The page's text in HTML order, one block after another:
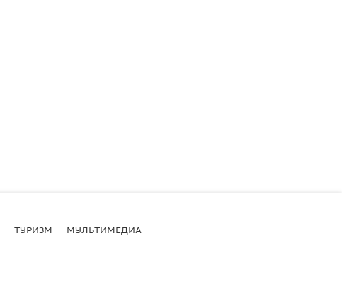
ТУРИЗМ МУЛЬТИМЕДИА